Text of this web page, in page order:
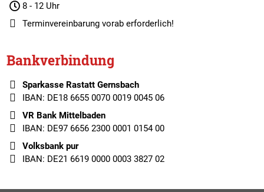
8 - 12 Uhr
Terminvereinbarungvorab erforderlich!
Bankverbindung
Sparkasse Rastatt Gernsbach
IBAN: DE18 6655 0070 0019 0045 06
VR Bank Mittelbaden
IBAN: DE97 6656 2300 0001 0154 00
Volksbank pur
IBAN: DE21 6619 0000 0003 3827 02